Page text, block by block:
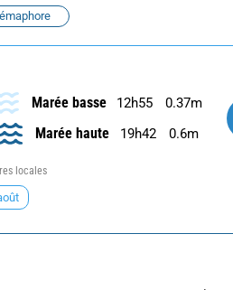
Marée basse 12h55 0.37m
Marée haute 19h42 0.6m
locales